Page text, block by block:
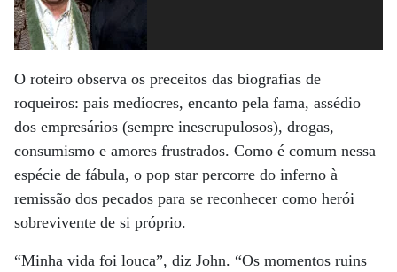
O roteiro observa os preceitos das biografias de
roqueiros: pais medíocres, encanto pela fama, assédio
dos empresários (sempre inescrupulosos), drogas,
consumismo e amores frustrados. Como é comum nessa
espécie de fábula, o pop star percorre do inferno à
remissão dos pecados para se reconhecer como herói
sobrevivente de si próprio.
“Minha vida foi louca”, diz John. “Os momentos ruins